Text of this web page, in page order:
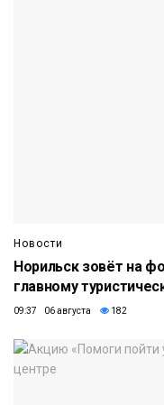
Новости
Норильск зовёт на
главному
09:37 06 августа 182